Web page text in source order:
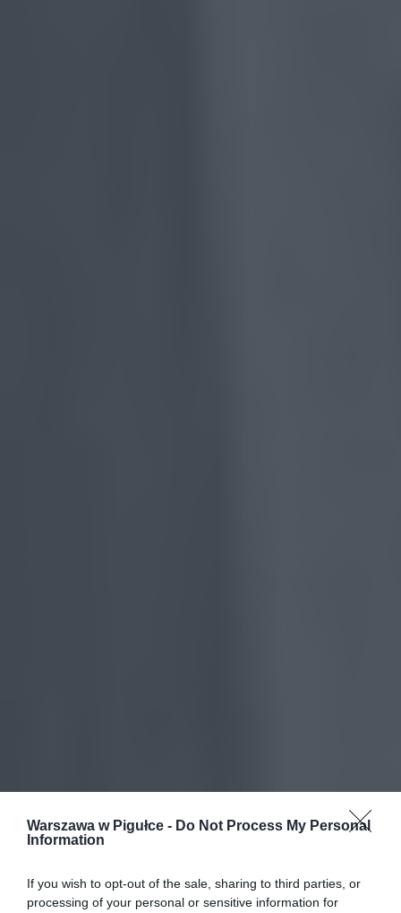
Warszawa w Pigułce - Do Not Process My Personal
Information
If you wish to opt-out of the sale, sharing to third parties, or
processing of your personal or sensitive information for